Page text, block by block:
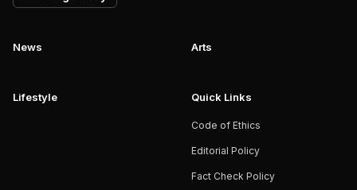
News Arts
Lifestyle Quick Links
Code of Ethics
Editorial Policy
Fact Check Policy